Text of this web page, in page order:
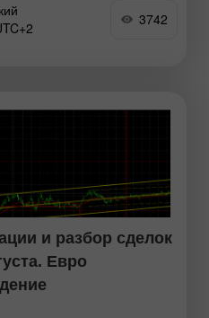
Вчера оба американских
являлись супер-важными)
3742
и разбор сделок
Евро